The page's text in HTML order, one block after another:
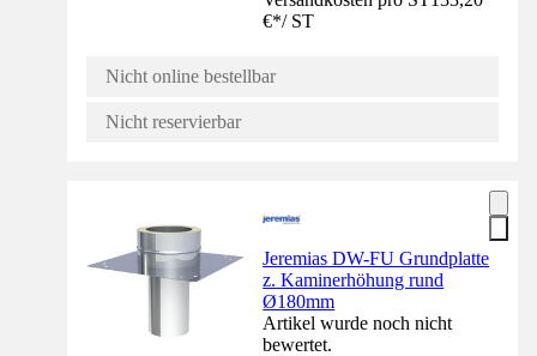
€*/ ST
Nicht online bestellbar
Nicht reservierbar
Jeremias DW-FU Grundplatte
z. Kaminerhöhung rund
Ø180mm
Artikel wurde noch nicht
bewertet.